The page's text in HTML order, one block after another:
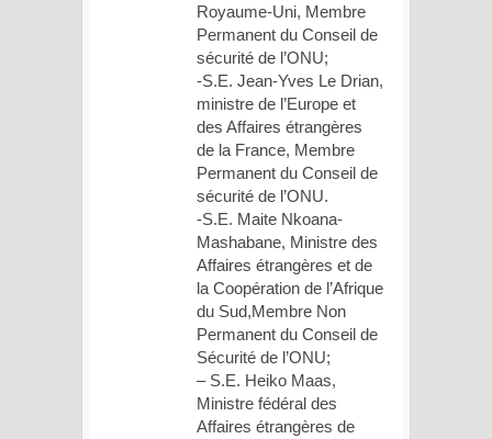
Royaume-Uni, Membre
Permanent du Conseil de
sécurité de l’ONU;
-S.E. Jean-Yves Le Drian,
ministre de l’Europe et
des Affaires étrangères
de la France, Membre
Permanent du Conseil de
sécurité de l’ONU.
-S.E. Maite Nkoana-
Mashabane, Ministre des
Affaires étrangères et de
la Coopération de l’Afrique
du Sud,Membre Non
Permanent du Conseil de
Sécurité de l’ONU;
– S.E. Heiko Maas,
Ministre fédéral des
Affaires étrangères de